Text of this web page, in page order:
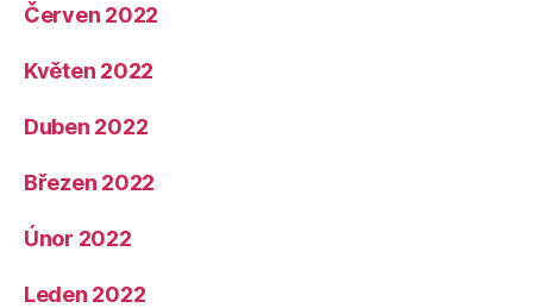
Červen 2022
Květen 2022
Duben 2022
Březen 2022
Únor 2022
Leden 2022